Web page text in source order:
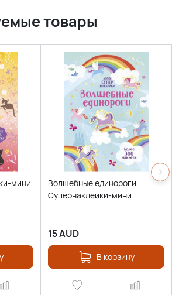
товары
мини
Волшебные единороги.
Супернаклейки-мини
15AUD
В корзину